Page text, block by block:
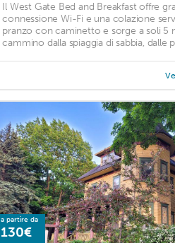
Il West Gate Bed and Breakfast offre
connessione Wi-Fi e una colazione
pranzo con caminetto e sorge a soli 5
cammino dalla spiaggia di sabbia, dalle
a partire da
130€